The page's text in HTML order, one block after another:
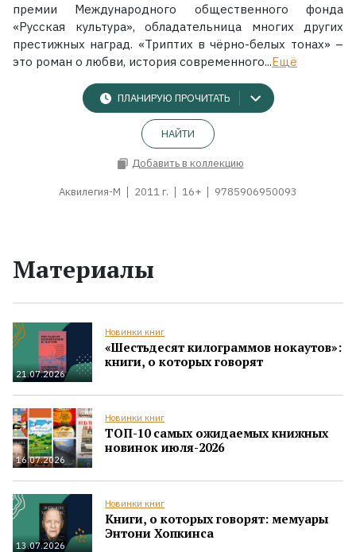
премии Международного общественного фонда
«Русская культура», обладательница многих других
престижных наград. «Триптих в чёрно-белых тонах» –
это роман о любви, история современного...Ещё
ПЛАНИРУЮ ПРОЧИТАТЬ
НАЙТИ
Добавить в коллекцию
Аквилегия-М 2011 г. 16+ 9785906950093
Материалы
21.07.2026
Новинки книг
«Шестьдесят килограммов нокаутов»:
книги, о которых говорят
16.07.2026
Новинки книг
ТОП-10 самых ожидаемых книжных
новинок июля-2026
13.07.2026
Новинки книг
Книги, о которых говорят: мемуары
Энтони Хопкинса